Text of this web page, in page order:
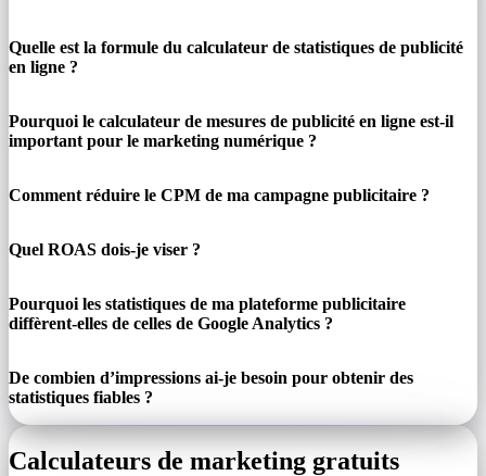
Quelle est la formule du calculateur de statistiques de publicité
en ligne ?
Pourquoi le calculateur de mesures de publicité en ligne est-il
important pour le marketing numérique ?
Comment réduire le CPM de ma campagne publicitaire ?
Quel ROAS dois-je viser ?
Pourquoi les statistiques de ma plateforme publicitaire
diffèrent-elles de celles de Google Analytics ?
De combien d’impressions ai-je besoin pour obtenir des
statistiques fiables ?
Calculateurs de marketing gratuits